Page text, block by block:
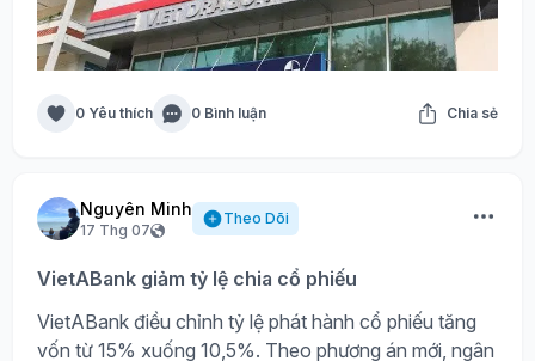
0 Yêu thích 0 Bình luận Chia sẻ
Nguyên Minh
17 Thg 07
Theo Dõi
VietABank giảm tỷ lệ chia cổ phiếu
VietABank điều chỉnh tỷ lệ phát hành cổ phiếu tăng
vốn từ 15% xuống 10,5%. Theo phương án mới, ngân